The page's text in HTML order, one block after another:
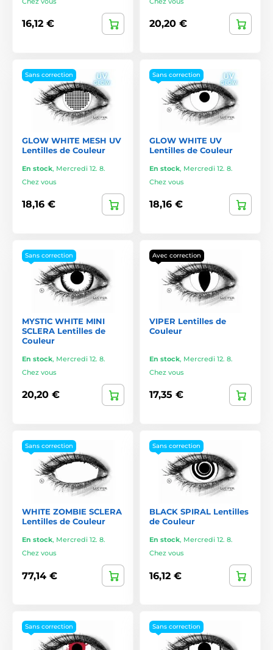
16,12 € 20,20 €
Sans correction
GLOW WHITE MESH UV
Lentilles de Couleur
En stock, Mercredi 12. 8.
Chez vous
18,16 €
Sans correction
GLOW WHITE UV
Lentilles de Couleur
En stock, Mercredi 12. 8.
Chez vous
18,16 €
Sans correction
MYSTIC WHITE MINI
SCLERA Lentilles de
Couleur
En stock, Mercredi 12. 8.
Chez vous
20,20 €
Avec correction
VIPER Lentilles de
Couleur
En stock, Mercredi 12. 8.
Chez vous
17,35 €
Sans correction
WHITE ZOMBIE SCLERA
Lentilles de Couleur
En stock, Mercredi 12. 8.
Chez vous
77,14 €
Sans correction
BLACK SPIRAL Lentilles
de Couleur
En stock, Mercredi 12. 8.
Chez vous
16,12 €
Sans correction Sans correction